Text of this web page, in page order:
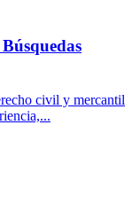
civil y mercantil